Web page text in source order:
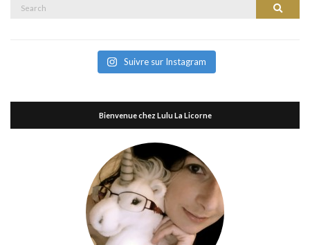
Search
Suivre sur Instagram
Bienvenue chez Lulu La Licorne